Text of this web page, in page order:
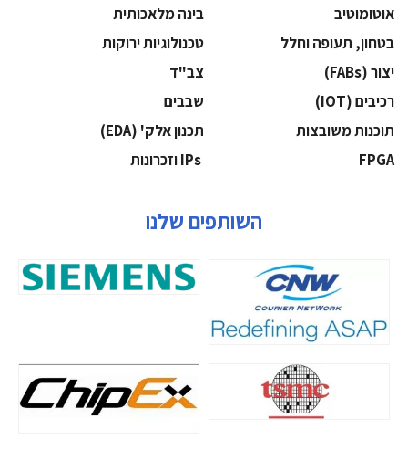
אוטומוטיב
בינה מלאכותית
בטחון, תעופה וחלל
‫טכנולוגיות ירוקות‬
‫יצור (‪(FABs‬‬
‫צב"ד‬
‫רכיבים‬ (IOT)
‫שבבים‬
‫תוכנות משובצות‬
‫תכנון אלק' (‪(EDA‬‬
‫‪FPGA‬‬
השותפים שלנו